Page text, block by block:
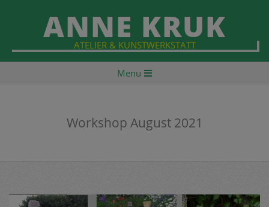
ANNE KRUK
ATELIER & KUNSTWERKSTATT
Menu
Workshop August 2021